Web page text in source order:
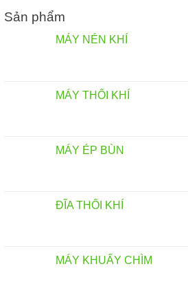
Sản phẩm
MÁY NÉN KHÍ
MÁY THỔI KHÍ
MÁY ÉP BÙN
ĐĨA THỔI KHÍ
MÁY KHUẤY CHÌM